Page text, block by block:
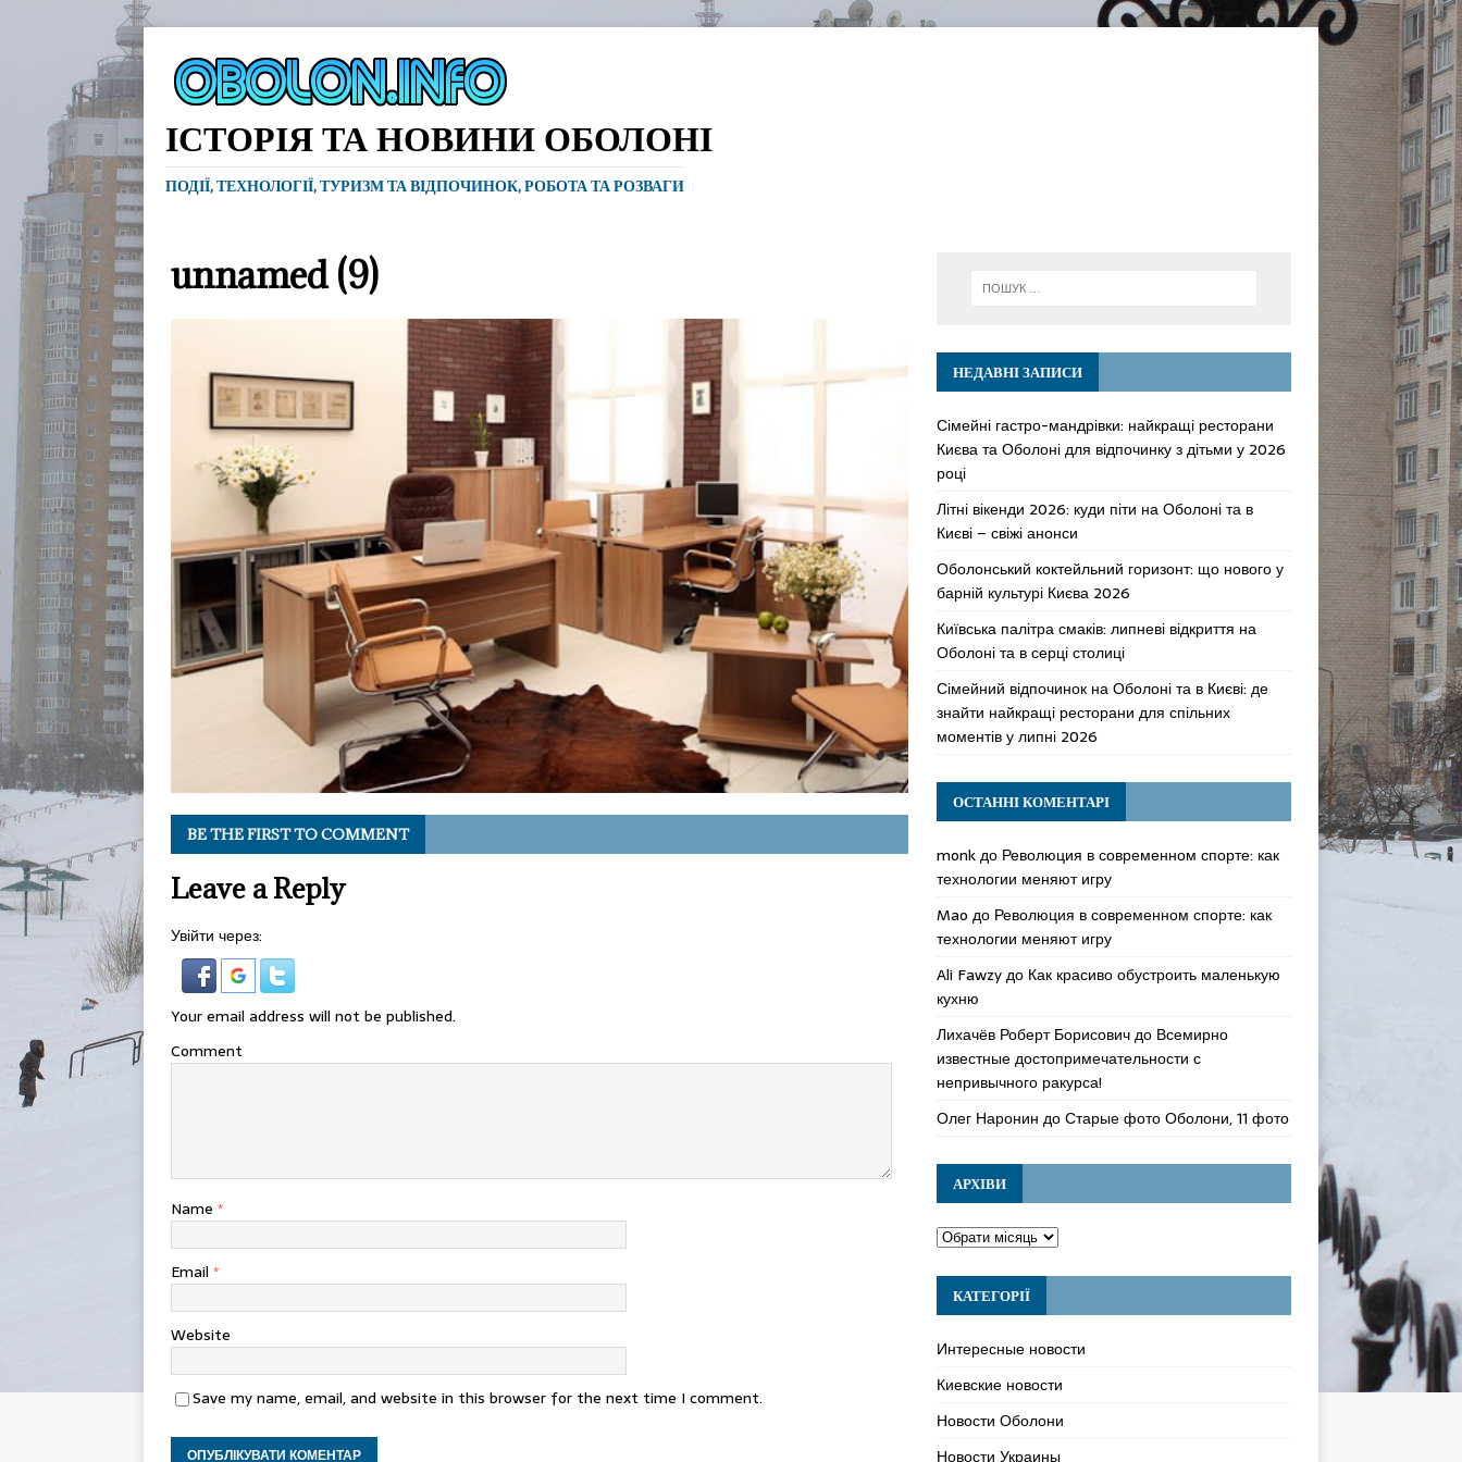
ІСТОРІЯ ТА НОВИНИ ОБОЛОНІ
ПОДІЇ, ТЕХНОЛОГІЇ, ТУРИЗМ ТА ВІДПОЧИНОК, РОБОТА ТА РОЗВАГИ
unnamed (9)
BE THE FIRST TO COMMENT
Leave a Reply
Увійти через:
Your email address will not be published.
Comment
Name *
Email *
Website
Save my name, email, and website in this browser for the next time I comment.
НЕДАВНІ ЗАПИСИ
Сімейні гастро-мандрівки: найкращі ресторани
Києва та Оболоні для відпочинку з дітьми у 2026
році
Літні вікенди 2026: куди піти на Оболоні та в
Києві – свіжі анонси
Оболонський коктейльний горизонт: що нового у
барній культурі Києва 2026
Київська палітра смаків: липневі відкриття на
Оболоні та в серці столиці
Сімейний відпочинок на Оболоні та в Києві: де
знайти найкращі ресторани для спільних
моментів у липні 2026
ОСТАННІ КОМЕНТАРІ
monkдо Революция в современном спорте: как
технологии меняют игру
Mao до Революция в современном спорте: как
технологии меняют игру
Ali Fawzyдо Как красиво обустроить маленькую
кухню
Лихачёв Роберт Борисовичдо Всемирно
известные достопримечательности с
непривычного ракурса!
Олег Наронин доСтарые фото Оболони, 11 фото
АРХІВИ
КАТЕГОРІЇ
Интересные новости
Киевские новости
Новости Оболони
Новости Украины